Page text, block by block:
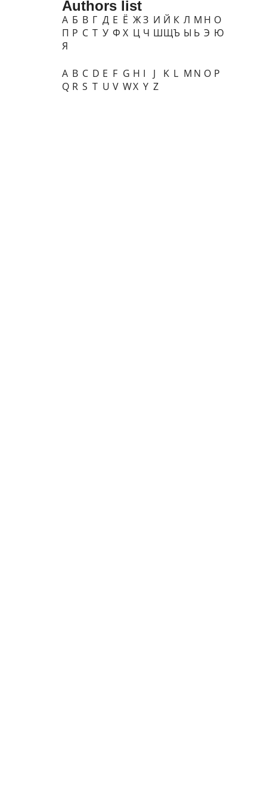
Authors list
А Б В Г Д Е Ё ЖЗ И Й К Л М Н О
П Р С Т У Ф Х Ц Ч ШЩЪ Ы Ь Э Ю
Я
A B C D E F G H I J K L M N O P
Q R S T U V WX Y Z